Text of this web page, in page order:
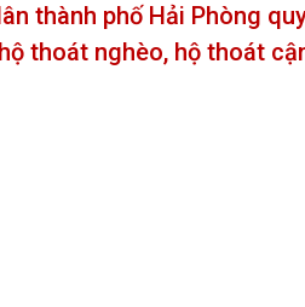
thành phố Hải Phòng
thoát nghèo, hộ thoát